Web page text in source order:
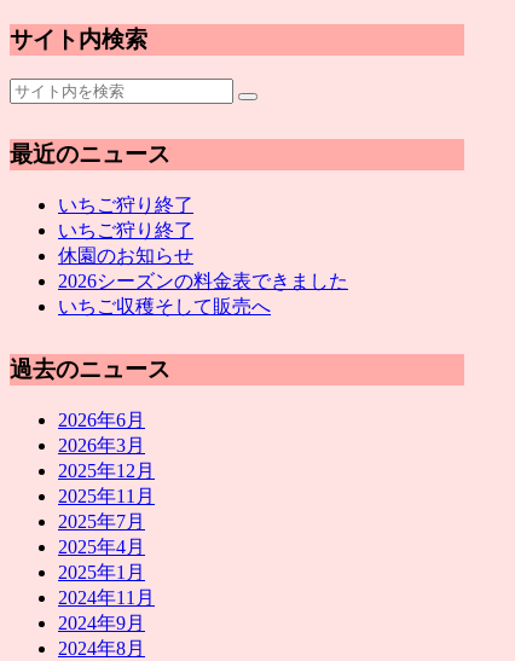
サイト内検索
最近のニュース
いちご狩り終了
いちご狩り終了
休園のお知らせ
2026シーズンの料金表できました
いちご収穫そして販売へ
過去のニュース
2026年6月
2026年3月
2025年12月
2025年11月
2025年7月
2025年4月
2025年1月
2024年11月
2024年9月
2024年8月